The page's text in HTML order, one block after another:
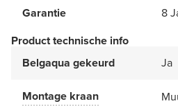
Garantie
8
Product technische info
Belgaqua gekeurd
Ja
Montage kraan